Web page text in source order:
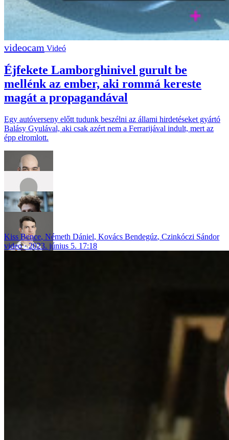
Videó
Éjfekete Lamborghinivel gurult be
mellénk az ember, aki rommá kereste
magát a propagandával
Egy autóverseny előtt tudunk beszélni az állami hirdetéseket gyártó
Balásy Gyulával, aki csak azért nem a Ferrarijával indult, mert az
épp elromlott.
Kiss Bence, Németh Dániel, Kovács Bendegúz, Czinkóczi Sándor
video
2023. június 5. 17:18